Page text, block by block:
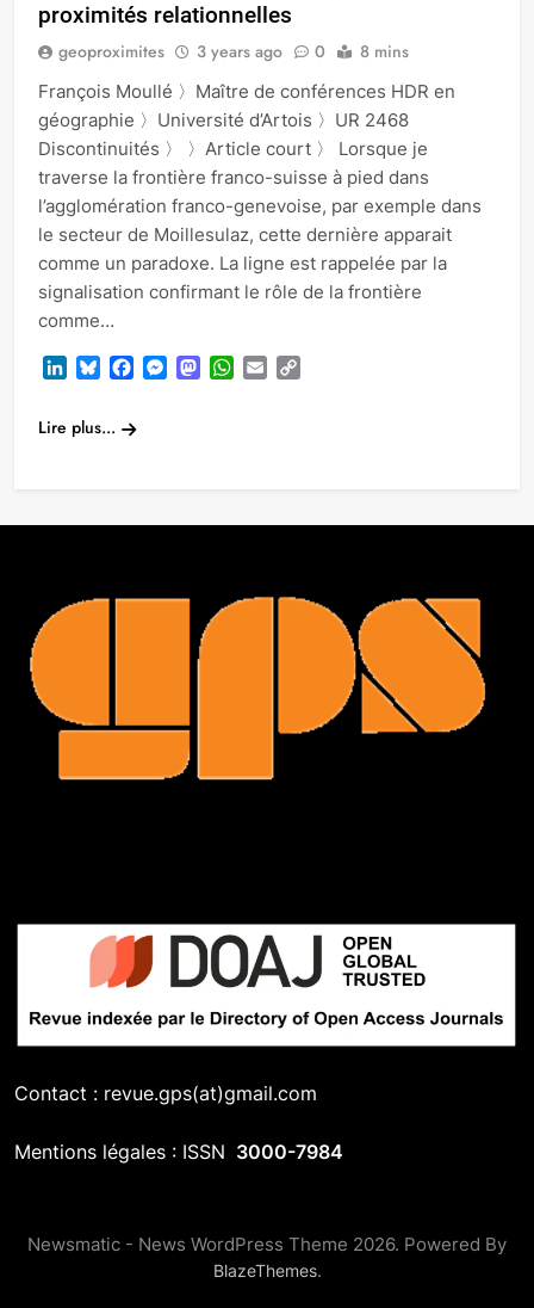
proximités relationnelles
geoproximites 3 years ago 0 8 mins
François Moullé 〉Maître de conférences HDR en
géographie 〉Université d’Artois 〉UR 2468
Discontinuités 〉 〉Article court 〉 Lorsque je
traverse la frontière franco-suisse à pied dans
l’agglomération franco-genevoise, par exemple dans
le secteur de Moillesulaz, cette dernière apparait
comme un paradoxe. La ligne est rappelée par la
signalisation confirmant le rôle de la frontière
comme…
LinkedInBlueskyFacebook
Messenger
Mastodon
WhatsApp
Email
Lire plus...
Contact : revue.gps(at)gmail.com
Mentions légales : ISSN 3000-7984
Newsmatic - News WordPress Theme 2026. Powered By
BlazeThemes.